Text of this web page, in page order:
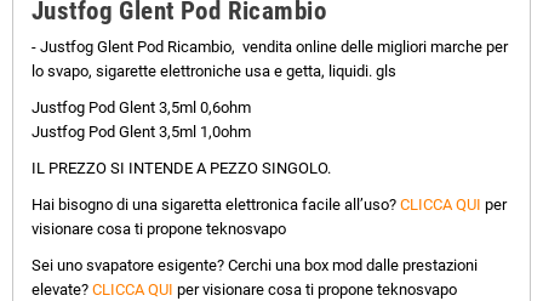
Justfog Glent Pod Ricambio
- Justfog Glent Pod Ricambio, vendita online delle migliori marche per
lo svapo, sigarette elettroniche usa e getta, liquidi. gls
Justfog Pod Glent 3,5ml 0,6ohm
Justfog Pod Glent 3,5ml 1,0ohm
IL PREZZO SI INTENDE A PEZZO SINGOLO.
Hai bisogno di una sigaretta elettronica facile all’uso? CLICCA QUI per
visionare cosa ti propone teknosvapo
Sei uno svapatore esigente? Cerchi una box mod dalle prestazioni
elevate? CLICCA QUI per visionare cosa ti propone teknosvapo